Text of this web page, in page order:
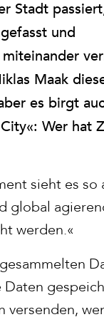
Stadt
und
Maak
es birgt
Wer hat
sieht es so
global
werden.«
Daten
versenden,